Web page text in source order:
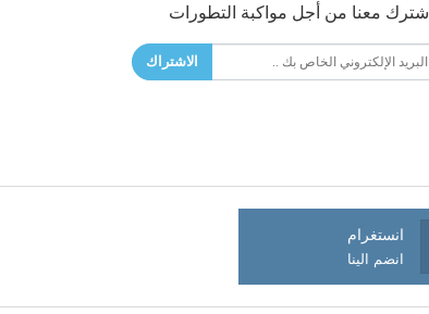
اشترك معنا من أجل مواكبة التطورات
الاشتراك
انستغرام
انضم الينا